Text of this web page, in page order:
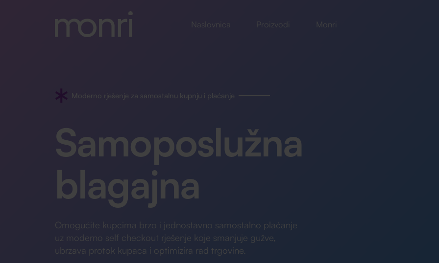
Naslovnica Proizvodi Monri
Moderno rješenje za samostalnu kupnju i plaćanje
Samoposlužna
blagajna
Omogućite kupcima brzo i jednostavno samostalno plaćanje
uz moderno self checkout rješenje koje smanjuje gužve,
ubrzava protok kupaca i optimizira rad trgovine.